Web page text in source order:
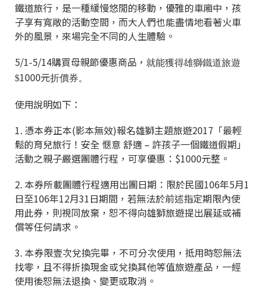
鐵道旅行，是一種緩慢悠閒的移動，優雅的車廂中，孩
子享有寬敞的活動空間，而大人們也能盡情地看著火車
外的風景，來場完全不同的人生體驗。
5/1-5/14購買母親節優惠商品， 就能獲得雄獅鐵道旅遊
$1000元折價券。
使用說明如下：
1. 憑本券正本(影本無效)報名雄獅主題旅遊2017 「最輕
鬆的育兒旅行！安全 愜意 舒適 – 許孩子一個鐵道假期」
活動之親子嚴選團體行程，可享優惠：$1000元整。
2. 本券所載團體行程適用出團日期：限於民國106年5月1
日至106年12月31日期間，若無法於前述指定期限內使
用此券，則視同放棄，恕不得向雄獅旅遊提出展延或補
償等任何請求。
3. 本券限壹次兌換完畢，不可分次使用，抵用時恕無法
找零，且不得折換現金或兌換其他等值旅遊產品，一經
使用後恕無法退換、變更或取消。